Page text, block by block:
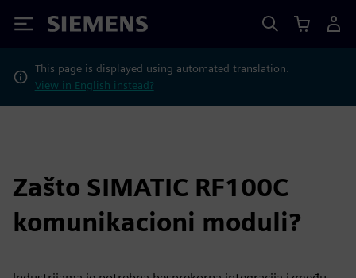
Siemens
This page is displayed using automated translation.
View in English instead?
Zašto SIMATIC RF100C
komunikacioni moduli?